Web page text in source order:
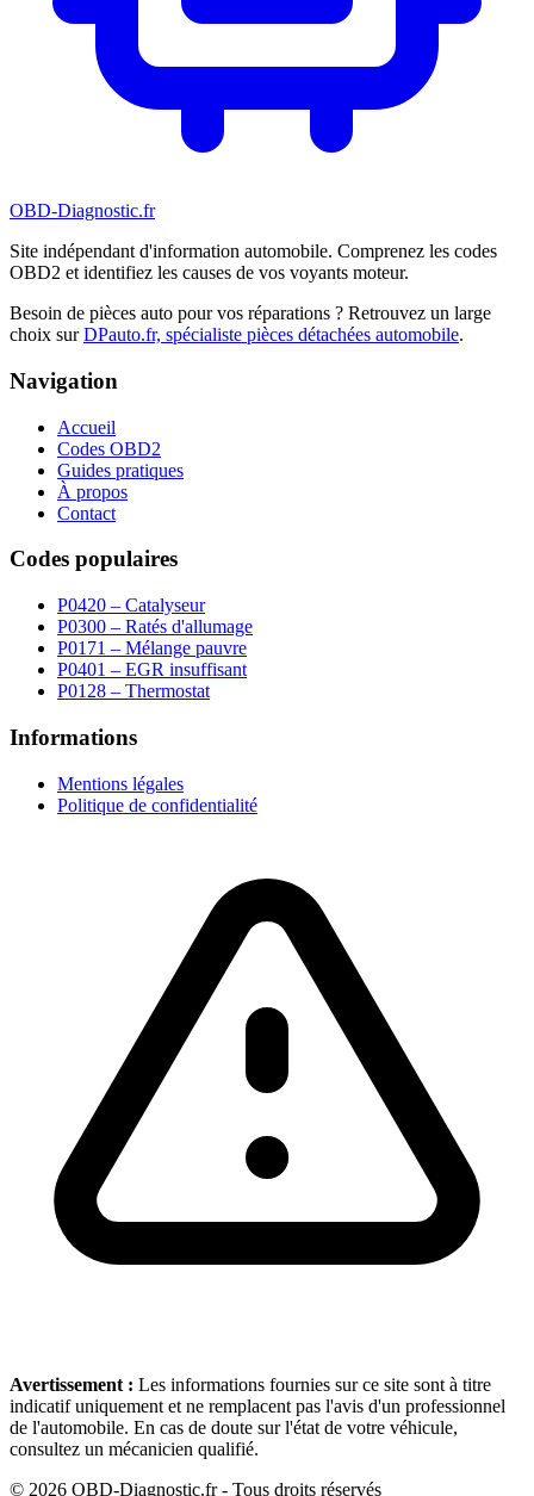
OBD-Diagnostic.fr
Site indépendant d'information automobile. Comprenez les codes
OBD2 et identifiez les causes de vos voyants moteur.
Besoin de pièces auto pour vos réparations ? Retrouvez un large
choix sur DPauto.fr, spécialiste pièces détachées automobile.
Navigation
Accueil
Codes OBD2
Guides pratiques
À propos
Contact
Codes populaires
P0420 – Catalyseur
P0300 – Ratés d'allumage
P0171 – Mélange pauvre
P0401 – EGR insuffisant
P0128 – Thermostat
Informations
Mentions légales
Politique de confidentialité
Avertissement : Les informations fournies sur ce site sont à titre
indicatif uniquement et ne remplacent pas l'avis d'un professionnel
de l'automobile. En cas de doute sur l'état de votre véhicule,
consultez un mécanicien qualifié.
© 2026 OBD-Diagnostic.fr - Tous droits réservés